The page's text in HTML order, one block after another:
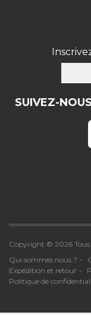
SUIVEZ-
Copyright © 2026 Tous
Qui sommes nous ?
Expédition et retour
Politique de